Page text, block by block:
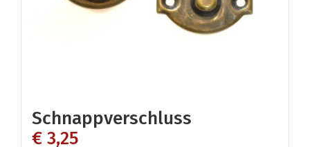
Schnappverschluss
€ 3,25